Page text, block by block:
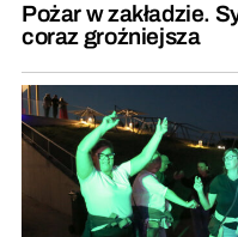
Pożar w zakładzie.
coraz groźniejsza